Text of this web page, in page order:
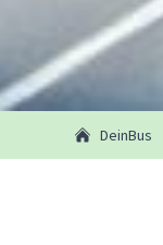
DeinBus